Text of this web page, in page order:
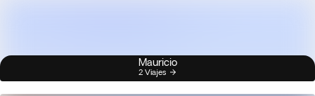
Mauricio
2 Viajes